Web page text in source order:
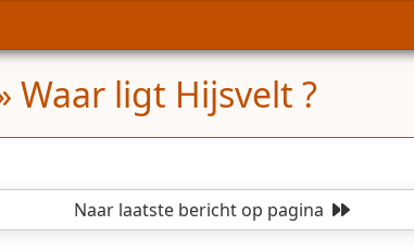
Waar ligt Hijsvelt ?
Naar laatste berichtop pagina